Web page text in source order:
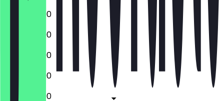
12:00 - 23:00
12:00 - 23:00
12:00 - 23:00
12:00 - 23:00
12:00 - 23:00